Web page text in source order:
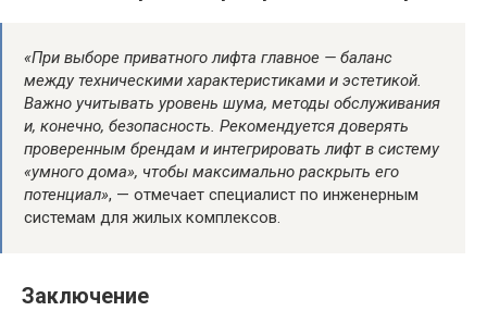
«При выборе приватного лифта главное — баланс
между техническими характеристиками и эстетикой.
Важно учитывать уровень шума, методы обслуживания
и, конечно, безопасность. Рекомендуется доверять
проверенным брендам и интегрировать лифт в систему
«умного дома», чтобы максимально раскрыть его
потенциал», — отмечает специалист по инженерным
системам для жилых комплексов.
Заключение